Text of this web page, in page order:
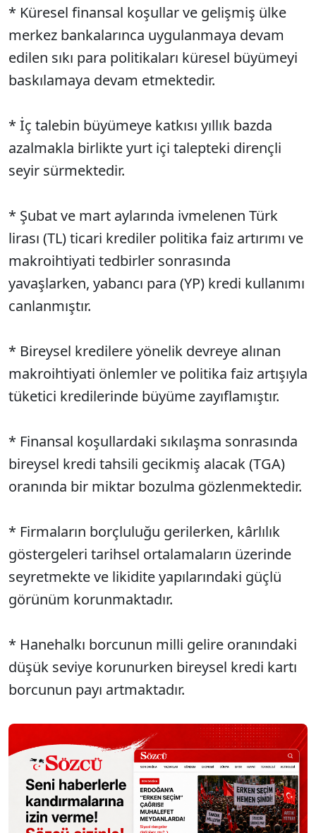
* Küresel finansal koşullar ve gelişmiş ülke
merkez bankalarınca uygulanmaya devam
edilen sıkı para politikaları küresel büyümeyi
baskılamaya devam etmektedir.
* İç talebin büyümeye katkısı yıllık bazda
azalmakla birlikte yurt içi talepteki dirençli
seyir sürmektedir.
* Şubat ve mart aylarında ivmelenen Türk
lirası (TL) ticari krediler politika faiz artırımı ve
makroihtiyati tedbirler sonrasında
yavaşlarken, yabancı para (YP) kredi kullanımı
canlanmıştır.
* Bireysel kredilere yönelik devreye alınan
makroihtiyati önlemler ve politika faiz artışıyla
tüketici kredilerinde büyüme zayıflamıştır.
* Finansal koşullardaki sıkılaşma sonrasında
bireysel kredi tahsili gecikmiş alacak (TGA)
oranında bir miktar bozulma gözlenmektedir.
* Firmaların borçluluğu gerilerken, kârlılık
göstergeleri tarihsel ortalamaların üzerinde
seyretmekte ve likidite yapılarındaki güçlü
görünüm korunmaktadır.
* Hanehalkı borcunun milli gelire oranındaki
düşük seviye korunurken bireysel kredi kartı
borcunun payı artmaktadır.